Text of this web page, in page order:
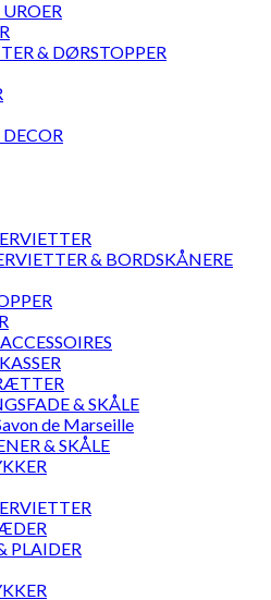
& DØRSTOPPER
& BORDSKÅNERE
& SKÅLE
de Marseille
& SKÅLE
PLAIDER